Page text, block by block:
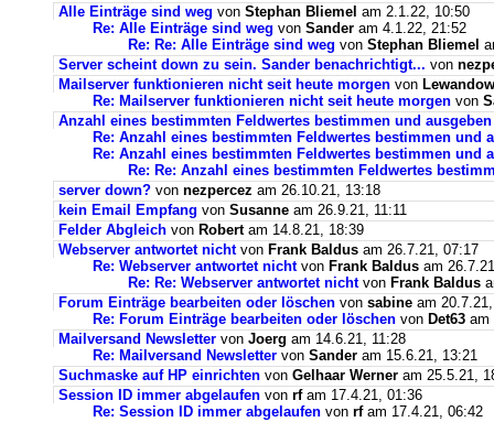
Alle Einträge sind weg von Stephan Bliemel am 2.1.22, 10:50
Re: Alle Einträge sind weg von Sander am 4.1.22, 21:52
Re: Re: Alle Einträge sind weg von Stephan Bliemel
Server scheint down zu sein. Sander benachrichtigt... von
Mailserver funktionieren nicht seit heute morgen von
Re: Mailserver funktionieren nicht seit heute morgen von
Anzahl eines bestimmten Feldwertes bestimmen und ausgeben
Re: Anzahl eines bestimmten Feldwertes bestimmen und
Re: Anzahl eines bestimmten Feldwertes bestimmen und
Re: Re: Anzahl eines bestimmten Feldwertes
server down? von nezpercez am 26.10.21, 13:18
kein Email Empfang von Susanne am 26.9.21, 11:11
Felder Abgleich von Robertam 14.8.21, 18:39
Webserver antwortet nichtvon Frank Baldus am 26.7.21, 07:17
Re: Webserver antwortet nichtvon Frank Baldus am
Re: Re: Webserver antwortet nichtvon Frank Baldus
Forum Einträge bearbeiten oder löschen von sabine am
Re: Forum Einträge bearbeiten oder löschen von Det63 am
Mailversand Newsletter von Joerg am 14.6.21, 11:28
Re: Mailversand Newsletter von Sander am 15.6.21, 13:21
Suchmaske auf HP einrichten von Gelhaar Werner am 25.5.21,
Session ID immer abgelaufen von rfam 17.4.21, 01:36
Re: Session ID immer abgelaufen von rfam 17.4.21, 06:42